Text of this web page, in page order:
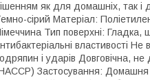
як для домашніх, так і
сірий Матеріал:
Тип поверхні: Гладка,
властивості
і ударів Довговічна, не
Застосування: Домашня